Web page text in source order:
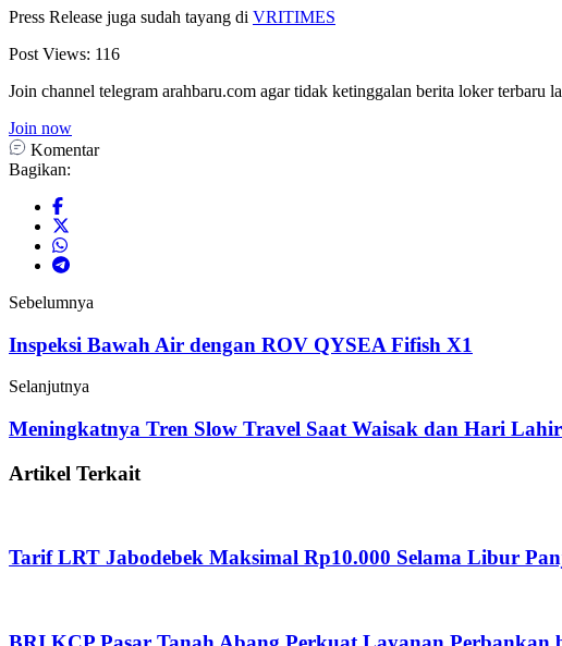
Press Release juga sudah tayang di VRITIMES
Post Views: 116
Join channel telegram arahbaru.com agar tidak ketinggalan berita loker terbaru
Join now
Komentar
Bagikan:
Sebelumnya
Inspeksi Bawah Air dengan ROV QYSEA Fifish X1
Selanjutnya
Meningkatnya Tren Slow Travel Saat Waisak dan Hari Lahir
Artikel Terkait
Tarif LRT Jabodebek Maksimal Rp10.000 Selama Libur